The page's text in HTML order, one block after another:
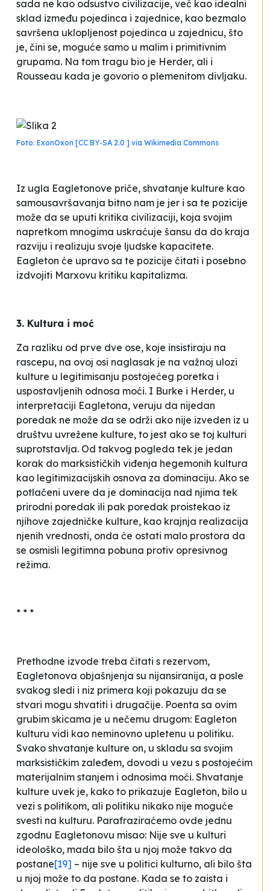
sada ne kao odsustvo civilizacije, već kao idealni
sklad između pojedinca i zajednice, kao bezmalo
savršena uklopljenost pojedinca u zajednicu, što
je, čini se, moguće samo u malim i primitivnim
grupama. Na tom tragu bio je Herder, ali i
Rousseau kada je govorio o plemenitom divljaku.
Foto: ExonOxon [CC BY-SA 2.0 ] via Wikimedia Commons
Iz ugla Eagletonove priče, shvatanje kulture kao
samousavršavanja bitno nam je jer i sa te pozicije
može da se uputi kritika civilizaciji, koja svojim
napretkom mnogima uskraćuje šansu da do kraja
razviju i realizuju svoje ljudske kapacitete.
Eagleton će upravo sa te pozicije čitati i posebno
izdvojiti Marxovu kritiku kapitalizma.
3. Kultura i moć
Za razliku od prve dve ose, koje insistiraju na
rascepu, na ovoj osi naglasak je na važnoj ulozi
kulture u legitimisanju postojećeg poretka i
uspostavljenih odnosa moći. I Burke i Herder, u
interpretaciji Eagletona, veruju da nijedan
poredak ne može da se održi ako nije izveden iz u
društvu uvrežene kulture, to jest ako se toj kulturi
suprotstavlja. Od takvog pogleda tek je jedan
korak do marksističkih viđenja hegemonih kultura
kao legitimizacijskih osnova za dominaciju. Ako se
potlačeni uvere da je dominacija nad njima tek
prirodni poredak ili pak poredak proistekao iz
njihove zajedničke kulture, kao krajnja realizacija
njenih vrednosti, onda će ostati malo prostora da
se osmisli legitimna pobuna protiv opresivnog
režima.
* * *
Prethodne izvode treba čitati s rezervom,
Eagletonova objašnjenja su nijansiranija, a posle
svakog sledi i niz primera koji pokazuju da se
stvari mogu shvatiti i drugačije. Poenta sa ovim
grubim skicama je u nečemu drugom: Eagleton
kulturu vidi kao neminovno upletenu u politiku.
Svako shvatanje kulture on, u skladu sa svojim
marksističkim zaleđem, dovodi u vezu s postojećim
materijalnim stanjem i odnosima moći. Shvatanje
kulture uvek je, kako to prikazuje Eagleton, bilo u
vezi s politikom, ali politiku nikako nije moguće
svesti na kulturu. Parafraziraćemo ovde jednu
zgodnu Eagletonovu misao: Nije sve u kulturi
ideološko, mada bilo šta u njoj može takvo da
postane[19] – nije sve u politici kulturno, ali bilo šta
u njoj može to da postane. Kada se to zaista i